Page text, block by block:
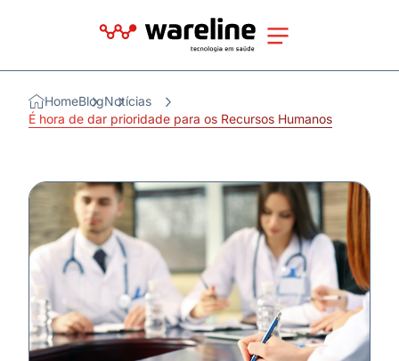
HomeBlogNotícias
É hora de dar prioridade para os Recursos Humanos